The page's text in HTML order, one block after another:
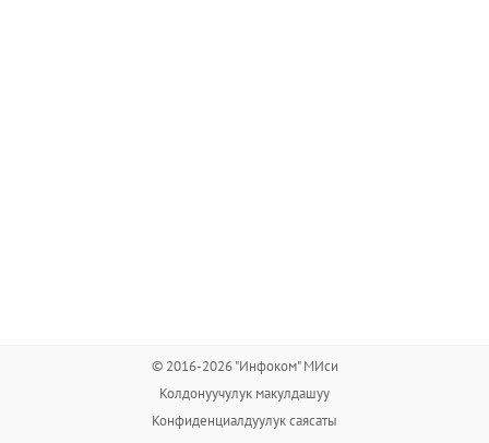
© 2016-2026 "Инфоком" МИси
Колдонуучулук макулдашуу
Конфиденциалдуулук саясаты